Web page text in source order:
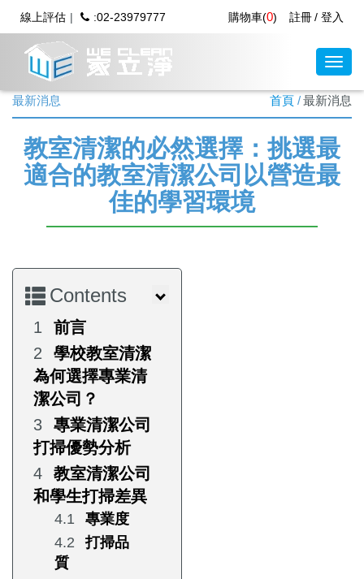
線上評估 :02-23979777 註冊 登入
購物車(0)
最新消息 首頁 最新消息
教室清潔的必然選擇：挑選最
適合的教室清潔公司以營造最
佳的學習環境
Contents
前言
學校教室清潔
為何選擇專業清
潔公司？
專業清潔公司
打掃優勢分析
教室清潔公司
和學生打掃差異
專業度
打掃品
質